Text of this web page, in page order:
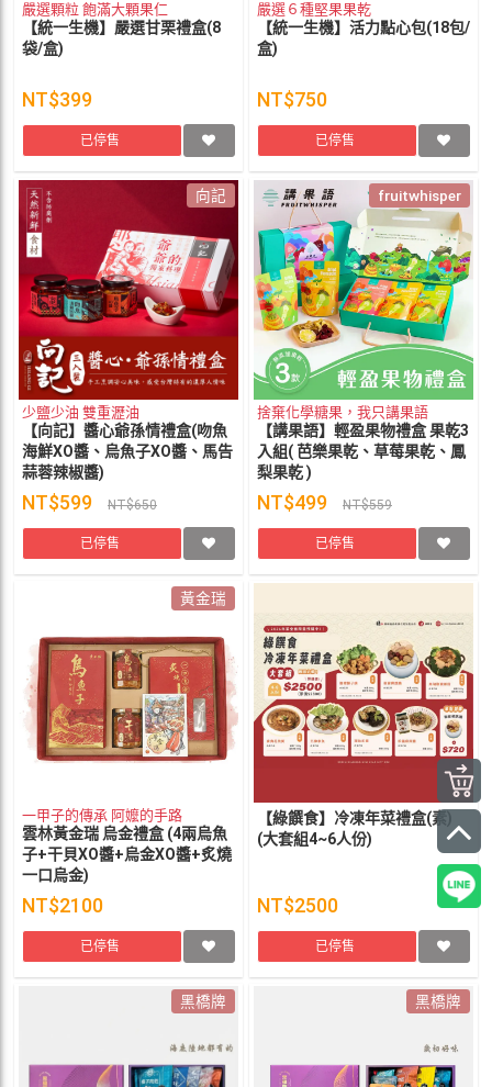
嚴選顆粒 飽滿大顆果仁
【統一生機】嚴選甘栗禮盒(8
袋/盒)
NT$399
已停售
嚴選６種堅果果乾
【統一生機】活力點心包(18包/
盒)
NT$750
已停售
向記
少鹽少油 雙重瀝油
【向記】醬心爺孫情禮盒(吻魚
海鮮XO醬、烏魚子XO醬、馬告
蒜蓉辣椒醬)
NT$599 NT$650
已停售
fruitwhisper
捨棄化學糖果，我只講果語
【講果語】輕盈果物禮盒 果乾3
入組( 芭樂果乾、草莓果乾、鳳
梨果乾 )
NT$499 NT$559
已停售
黃金瑞
一甲子的傳承 阿嬤的手路
雲林黃金瑞 烏金禮盒 (4兩烏魚
子+干貝XO醬+烏金XO醬+炙燒
一口烏金)
NT$2100
已停售
【綠饌食】冷凍年菜禮盒(素)
(大套組4~6人份)
NT$2500
已停售
黑橋牌 黑橋牌